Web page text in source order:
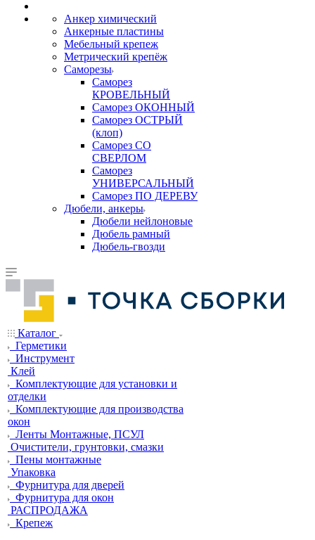
Анкер химический
Анкерные пластины
Мебельный крепеж
Метрический крепёж
Саморезы
Саморез
КРОВЕЛЬНЫЙ
Саморез ОКОННЫЙ
Саморез ОСТРЫЙ
(клоп)
Саморез СО
СВЕРЛОМ
Саморез
УНИВЕРСАЛЬНЫЙ
Саморез ПО ДЕРЕВУ
Дюбели, анкеры
Дюбели нейлоновые
Дюбель рамный
Дюбель-гвозди
Каталог
Герметики
Инструмент
Клей
Комплектующие для установки и
отделки
Комплектующие для производства
окон
Ленты Монтажные, ПСУЛ
Очистители, грунтовки, смазки
Пены монтажные
Упаковка
Фурнитура для дверей
Фурнитура для окон
РАСПРОДАЖА
Крепеж